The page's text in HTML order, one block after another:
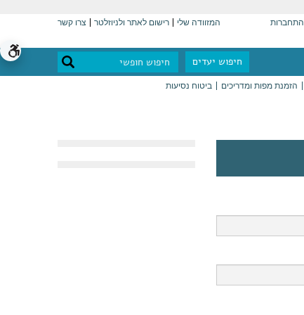
התחברות המזוודה שלי רישום לאתר ולניוזלטר צרו קשר
חיפוש יעדים
הזמנת מפות ומדריכים ביטוח נסיעות